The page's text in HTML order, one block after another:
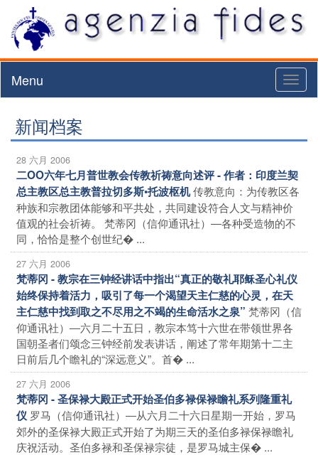
Menu
新闻档案
28 六月 2006
二OO六年七月普世教会传教祈祷意向述评 - 作者：印度兰契
总主教区总主教普拉切多斯•托波枢机传教意向：为传教区各
种族和宗教团体能够和平共处，共同建设符合人文与精神价
值观的社会祈祷。 梵蒂冈（信仰通讯社）―各种受造物的不
同，恰恰是整个创世纪� ...
27 六月 2006
梵蒂冈 - 教宗在三钟经讲话中指出“真正的敬礼耶稣圣心礼仪
始终保持着活力，吸引了每一个渴望天主仁慈的心灵，在天
主仁慈中找到取之不尽用之不竭的生命活水之泉” 梵蒂冈（信
仰通讯社）―六月二十五日，教宗本笃十六世在带领世界各
国朝圣者们颂念三钟经前发表讲话，阐述了常年期第十二主
日前后几个瞻礼的“深远意义”。首� ...
27 六月 2006
梵蒂冈 - 圣保禄大殿正式开始圣伯多禄保禄瞻礼系列隆重礼
仪 罗马（信仰通讯社）―从六月二十六日星期一开始，罗马
郊外的圣保禄大殿正式开始了为期三天的圣伯多禄保禄瞻礼
庆祝活动。圣伯多禄和圣保禄宗徒，是罗马城主保� ...